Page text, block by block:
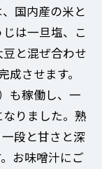
国内産の米と
は一旦塩、こ
と混ぜ合わせ
させます。
も稼働し、一
りました。熟
段と甘さと深
お味噌汁にご